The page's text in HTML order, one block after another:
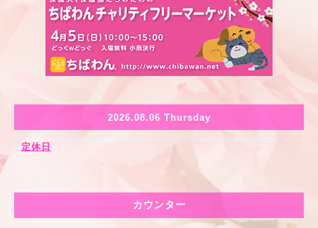
2026.08.06 Thursday
定休日
カウンター